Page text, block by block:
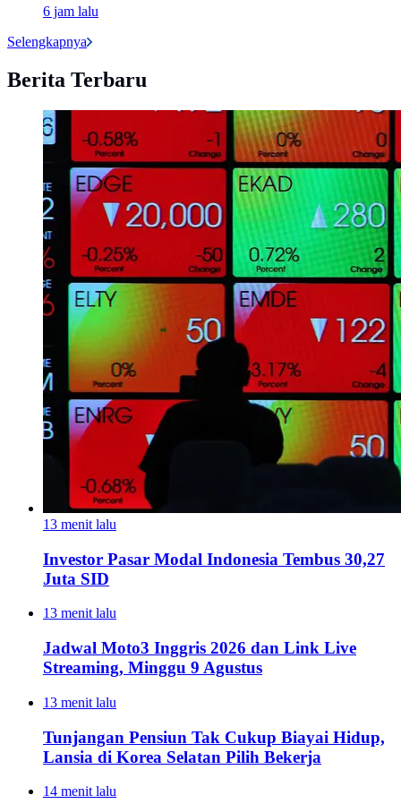
6 jam lalu
Selengkapnya
Berita Terbaru
13 menit lalu
Investor Pasar Modal Indonesia Tembus 30,27
Juta SID
13 menit lalu
Jadwal Moto3 Inggris 2026 dan Link Live
Streaming, Minggu 9 Agustus
13 menit lalu
Tunjangan Pensiun Tak Cukup Biayai Hidup,
Lansia di Korea Selatan Pilih Bekerja
14 menit lalu